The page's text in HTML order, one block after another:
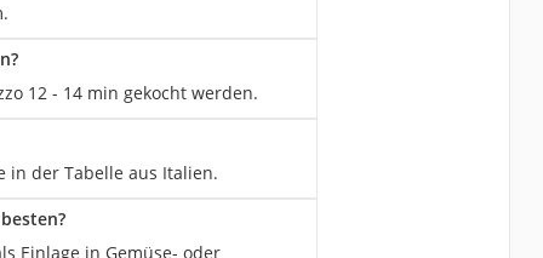
12 - 14 min gekocht werden.
in der Tabelle aus Italien.
Einlage in Gemüse- oder